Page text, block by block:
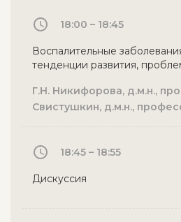
18:00 – 18:45
Воспалительные
тенденции развития,
Г.Н. Никифорова, д.м.н.,
Свистушкин, д.м.н.,
18:45 – 18:55
Дискуссия